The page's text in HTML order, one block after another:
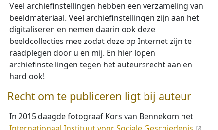
Veel archiefinstellingen hebben een verzameling van
beeldmateriaal. Veel archiefinstellingen zijn aan het
digitaliseren en nemen daarin ook deze
beeldcollecties mee zodat deze op Internet zijn te
raadplegen door u en mij. En hier lopen
archiefinstellingen tegen het auteursrecht aan en
hard ook!
Recht om te publiceren ligt bij auteur
In 2015 daagde fotograaf Kors van Bennekom het